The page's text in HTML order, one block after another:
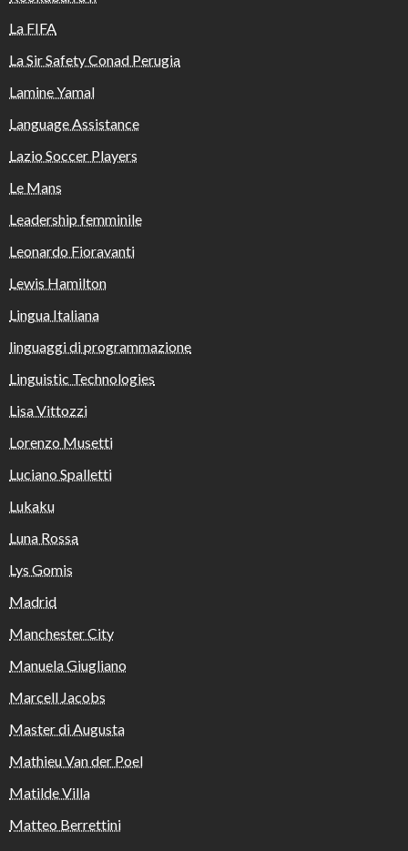
La FIFA
La Sir Safety Conad Perugia
Lamine Yamal
Language Assistance
Lazio Soccer Players
Le Mans
Leadership femminile
Leonardo Fioravanti
Lewis Hamilton
Lingua Italiana
linguaggi di programmazione
Linguistic Technologies
Lisa Vittozzi
Lorenzo Musetti
Luciano Spalletti
Lukaku
Luna Rossa
Lys Gomis
Madrid
Manchester City
Manuela Giugliano
Marcell Jacobs
Master di Augusta
Mathieu Van der Poel
Matilde Villa
Matteo Berrettini